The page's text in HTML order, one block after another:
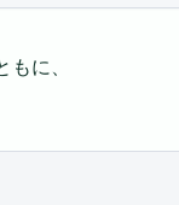
に、